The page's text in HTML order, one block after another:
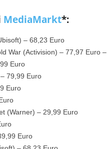
MediaMarkt*:
– 68,23 Euro
War (Activision) – 77,97 Euro –
Euro
79,99 Euro
Euro
(Warner) – 29,99 Euro
Euro